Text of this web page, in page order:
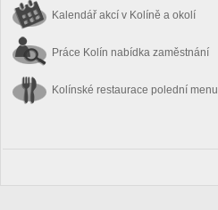
Kalendář akcí v Kolíně a okolí
Práce Kolín nabídka zaměstnání
Kolínské restaurace polední menu